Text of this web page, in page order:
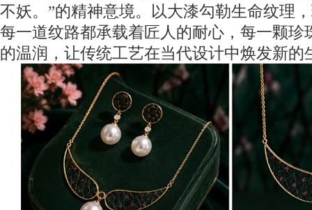
不妖。”的精神意境。以大漆勾勒生命纹理
每一道纹路都承载着匠人的耐心，每一颗珍
的温润，让传统工艺在当代设计中焕发新的